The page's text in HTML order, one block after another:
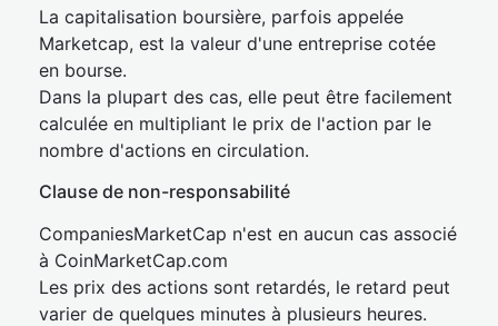
La capitalisation boursière, parfois appelée
Marketcap, est la valeur d'une entreprise cotée
en bourse.
Dans la plupart des cas, elle peut être facilement
calculée en multipliant le prix de l'action par le
nombre d'actions en circulation.
Clause de non-responsabilité
CompaniesMarketCap n'est en aucun cas associé
à CoinMarketCap.com
Les prix des actions sont retardés, le retard peut
varier de quelques minutes à plusieurs heures.